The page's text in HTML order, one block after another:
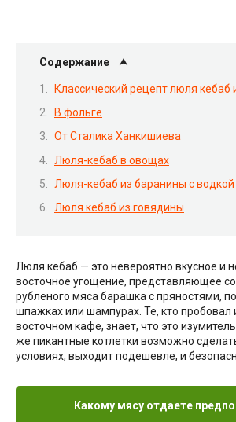
Содержание
Классический рецепт люля кебаб
В фольге
От Сталика Ханкишиева
Люля-кебаб в овощах
Люля-кебаб из баранины с водкой
Люля кебаб из говядины
Люля кебаб — это невероятно вкусное и
восточное угощение, представляющее
рубленого мяса барашка с пряностями,
шпажках или шампурах. Те, кто пробовал
восточном кафе, знает, что это
же пикантные котлетки возможно
условиях, выходит подешевле, и
Какому мясу отдаете